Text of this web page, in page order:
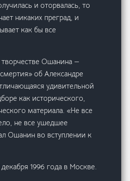
и оторвалась, то
никаких преград, и
как бы все
Ошанина —
об Александре
удивительной
как исторического,
материала. «Не все
не все ушедшее
Ошанин во вступлении к
1996 года в Москве.